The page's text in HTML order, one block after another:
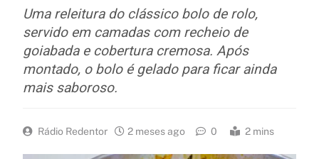
Uma releitura do clássico bolo de rolo,
servido em camadas com recheio de
goiabada e cobertura cremosa. Após
montado, o bolo é gelado para ficar ainda
mais saboroso.
Rádio Redentor 2 meses ago 0 2 mins